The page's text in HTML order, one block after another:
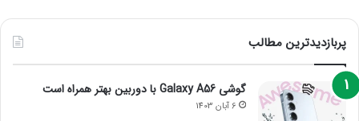
پربازدیدترین مطالب
گوشی Galaxy A56 با دوربین بهتر همراه است
6 آبان 1403